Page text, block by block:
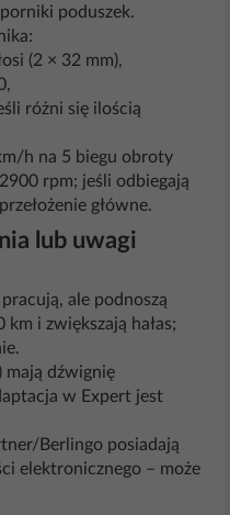
poduszek.
(2 × 32 mm),
różni się ilością
h na 5 biegu obroty
rpm; jeśli odbiegają
główne.
lub uwagi
ale podnoszą
i zwiększają hałas;
mają dźwignię
w Expert jest
Berlingo posiadają
elektronicznego – może